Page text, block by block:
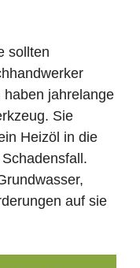
sollten
jahrelange
Sie
Heizöl in die
auf sie